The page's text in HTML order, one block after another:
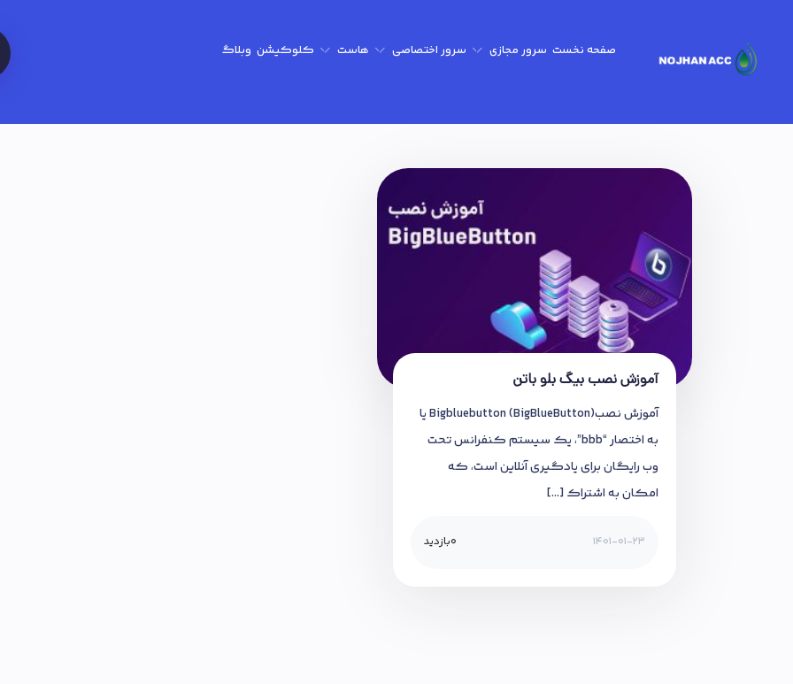
صفحه نخست سرور مجازی سرور اختصاصی هاست کلوکیشن وبلاگ
آموزش نصب بیگ بلو باتن
آموزش نصب(BigBlueButton) Bigbluebutton یا
به اختصار “bbb”، یک سیستم کنفرانس تحت
وب رایگان برای یادگیری آنلاین است، که
امکان به اشتراک […]
1401-01-23
0بازدید